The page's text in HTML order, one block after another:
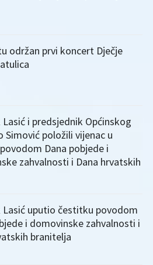
održan prvi koncert Dječje
Lasić i predsjednik Općinskog
Simović položili vijenac u
Dana pobjede i
zahvalnosti i Dana hrvatskih
Lasić uputio čestitku povodom
i domovinske zahvalnosti i
branitelja